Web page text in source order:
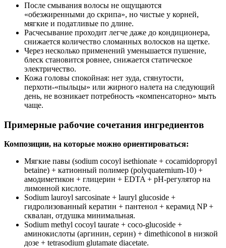
После смывания волосы не ощущаются
«обезжиренными до скрипа», но чистые у корней,
мягкие и податливые по длине.
Расчесывание проходит легче даже до кондиционера,
снижается количество сломанных волосков на щетке.
Через несколько применений уменьшается пушение,
блеск становится ровнее, снижается статическое
электричество.
Кожа головы спокойная: нет зуда, стянутости,
перхоти-«пыльцы» или жирного налета на следующий
день, не возникает потребность «компенсаторно» мыть
чаще.
Примерные рабочие сочетания ингредиентов
Композиции, на которые можно ориентироваться:
Мягкие павы (sodium cocoyl isethionate + cocamidopropyl
betaine) + катионный полимер (polyquaternium‑10) +
амодиметикон + глицерин + EDTA + pH‑регулятор на
лимонной кислоте.
Sodium lauroyl sarcosinate + lauryl glucoside +
гидролизованный кератин + пантенол + керамид NP +
сквалан, отдушка минимальная.
Sodium methyl cocoyl taurate + coco-glucoside +
аминокислоты (аргинин, серин) + dimethiconol в низкой
дозе + tetrasodium glutamate diacetate.